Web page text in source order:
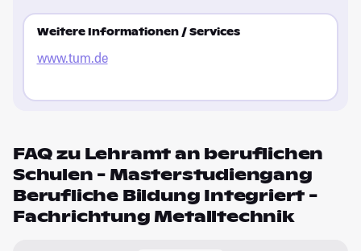
Weitere Informationen / Services
www.tum.de
FAQ zu Lehramt an beruflichen
Schulen - Masterstudiengang
Berufliche Bildung Integriert -
Fachrichtung Metalltechnik